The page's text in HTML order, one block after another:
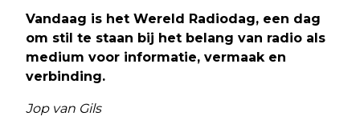
Vandaag is het Wereld Radiodag, een dag
om stil te staan bij het belang van radio als
medium voor informatie, vermaak en
verbinding.
Jop van Gils